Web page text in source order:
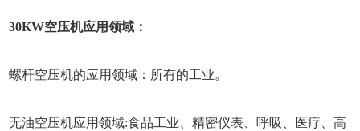
30KW空压机应用领域：
螺杆空压机的应用领域：所有的工业。
无油空压机应用领域:食品工业、精密仪表、呼吸、医疗、高